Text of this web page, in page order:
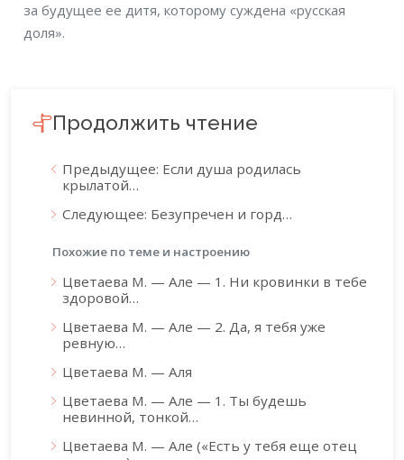
за будущее ее дитя, которому суждена «русская
доля».
Продолжить чтение
Предыдущее: Если душа родилась
крылатой…
Следующее: Безупречен и горд…
Похожие по теме и настроению
Цветаева М. — Але — 1. Ни кровинки в тебе
здоровой…
Цветаева М. — Але — 2. Да, я тебя уже
ревную…
Цветаева М. — Аля
Цветаева М. — Але — 1. Ты будешь
невинной, тонкой…
Цветаева М. — Але («Есть у тебя еще отец